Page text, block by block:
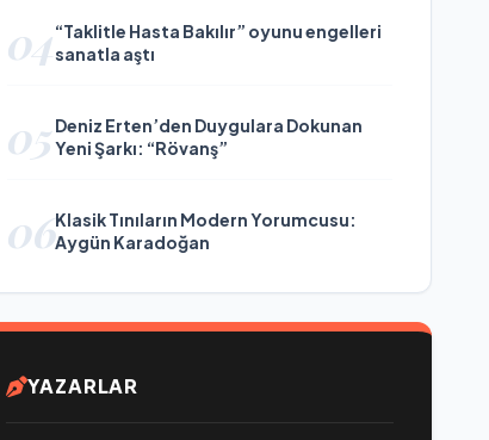
04“Taklitle Hasta Bakılır” oyunu engelleri
sanatla aştı
05 Deniz Erten’den Duygulara Dokunan
Yeni Şarkı: “Rövanş”
06Klasik Tınıların Modern Yorumcusu:
Aygün Karadoğan
YAZARLAR